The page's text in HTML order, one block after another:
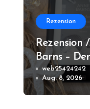
Rezension
Rezension
Barns – Der
Geschmack
Sommer
Karamell
web25424242
Aug. 8, 2026